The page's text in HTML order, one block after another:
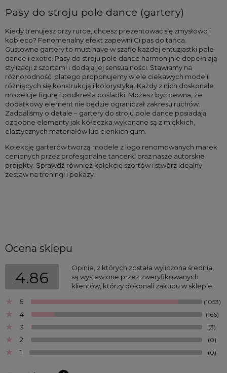
Pasy do stroju pole dance (gartery)
Kiedy trenujesz przy rurce, chcesz prezentować się zmysłowo i
kobieco? Fenomenalny efekt zapewni Ci pas do tańca.
Gustowne gartery to must have w szafie każdej entuzjastki pole
dance i exotic. Pasy do stroju pole dance harmonijnie dopełniają
stylizacji z szortami i dodają jej sensualności. Stawiamy na
różnorodność, dlatego proponujemy wiele ciekawych modeli
różniących się konstrukcją i kolorystyką. Każdy z nich doskonale
modeluje figurę i podkreśla pośladki. Możesz być pewna, że
dodatkowy element nie będzie ograniczał zakresu ruchów.
Zadbaliśmy o detale – gartery do stroju pole dance posiadają
ozdobne elementy jak kółeczka,wykonane są z miękkich,
elastycznych materiałów lub cienkich gum.
Kolekcję garterów tworzą modele z logo renomowanych marek
cenionych przez profesjonalne tancerki oraz nasze autorskie
projekty. Sprawdź również kolekcję szortów i stwórz idealny
zestaw na treningi i pokazy.
Ocena sklepu
4.86
Opinie, z których została wyliczona średnia,
są wystawione przez zweryfikowanych
klientów, którzy dokonali zakupu w sklepie.
5
(1053)
4 (166)
3 (3)
2 (0)
1 (0)